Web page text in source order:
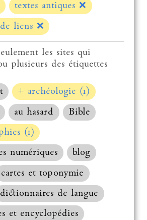
textes antiques❌
liens ❌
les sites qui
plusieurs des étiquettes
+ archéologie (1)
au hasard
Bible
(1)
numériques
blog
cartes et toponymie
dictionnaires de langue
et encyclopédies